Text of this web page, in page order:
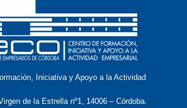
Iniciativa y Apoyo a la Actividad
de la Estrella nº1, 14006 – Córdoba.